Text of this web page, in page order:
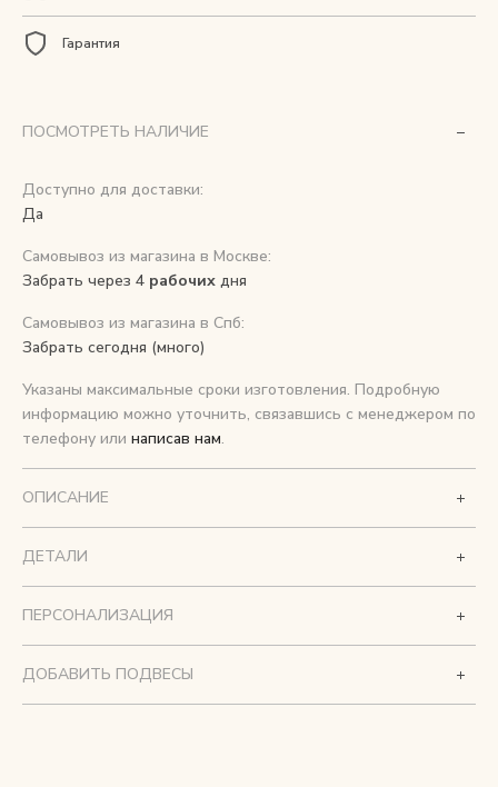
Подарочная карта
Снимаем с производства
Косметика для ухода
О нас
Контакты
Мы в соцсетях:
+ 7 (812) 748-24-46 ENG
Гарантия
ПОСМОТРЕТЬ НАЛИЧИЕ
Доступно для доставки:
Да
Самовывоз из магазина в Москве:
Забрать через 4 рабочих дня
Самовывоз из магазина в Спб:
Забрать сегодня (много)
Указаны максимальные сроки изготовления. Подробную
информацию можно уточнить, связавшись с менеджером по
телефону или написав нам.
ОПИСАНИЕ
ДЕТАЛИ
ПЕРСОНАЛИЗАЦИЯ
ДОБАВИТЬ ПОДВЕСЫ